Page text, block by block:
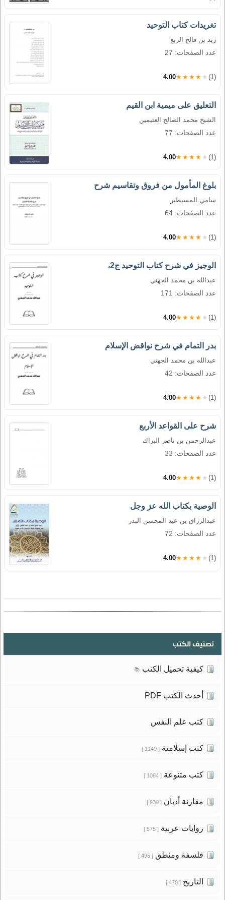
تغريدات كتاب التوحيد
زيد بن فالح الربع
عدد الصفحات: 27
4.00★★★★★ (1)
التعليق على ميمية ابن القيم
الشيخ محمد الصالح العثيمين
عدد الصفحات: 77
4.00★★★★★ (1)
بلوغ المأمول من فروق وتقاسيم شرح
سامي المسيطير
عدد الصفحات: 64
4.00★★★★★ (1)
الوجيز في شرح كتاب التوحيد ج2،
عبدالله بن محمد الجهني
عدد الصفحات: 171
4.00★★★★★ (1)
بدر التمام في شرح نواقض الإسلام
عبدالله بن محمد الجهني
عدد الصفحات: 42
4.00★★★★★ (1)
شرح على القواعد الأربع
عبدالرحمن بن ناصر البراك
عدد الصفحات: 33
4.00★★★★★ (1)
الوصية بكتاب الله عز وجل
عبدالرزاق بن عبد المحسن البدر
عدد الصفحات: 72
4.00★★★★★ (1)
تصنيف الكتب
كيفية تحميل الكتب 📚
أحدث الكتب PDF
كتب علم النفس
كتب إسلامية[ 1149 ]
كتب متنوعة[ 1084 ]
مقارنة أديان[ 939 ]
روايات عربية[ 575 ]
فلسفة ومنطق[ 496 ]
التاريخ[ 478 ]